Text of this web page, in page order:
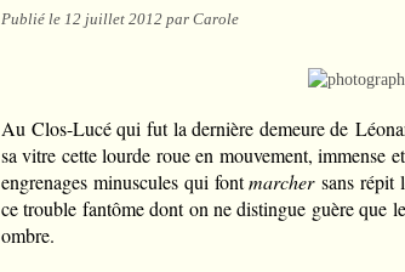
Publié le 12 juillet 2012 par Carole
Au Clos-Lucé qui fut la dernière demeure de
sa vitre cette lourde roue en mouvement, immense
engrenages minuscules qui fontmarchersans répit
ce trouble fantôme dont on ne distingue guère que
ombre.